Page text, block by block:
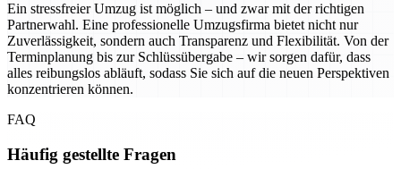
Ein stressfreier Umzug ist möglich – und zwar mit der richtigen
Partnerwahl. Eine professionelle Umzugsfirma bietet nicht nur
Zuverlässigkeit, sondern auch Transparenz und Flexibilität. Von der
Terminplanung bis zur Schlüssübergabe – wir sorgen dafür, dass
alles reibungslos abläuft, sodass Sie sich auf die neuen Perspektiven
konzentrieren können.
FAQ
Häufig gestellte Fragen